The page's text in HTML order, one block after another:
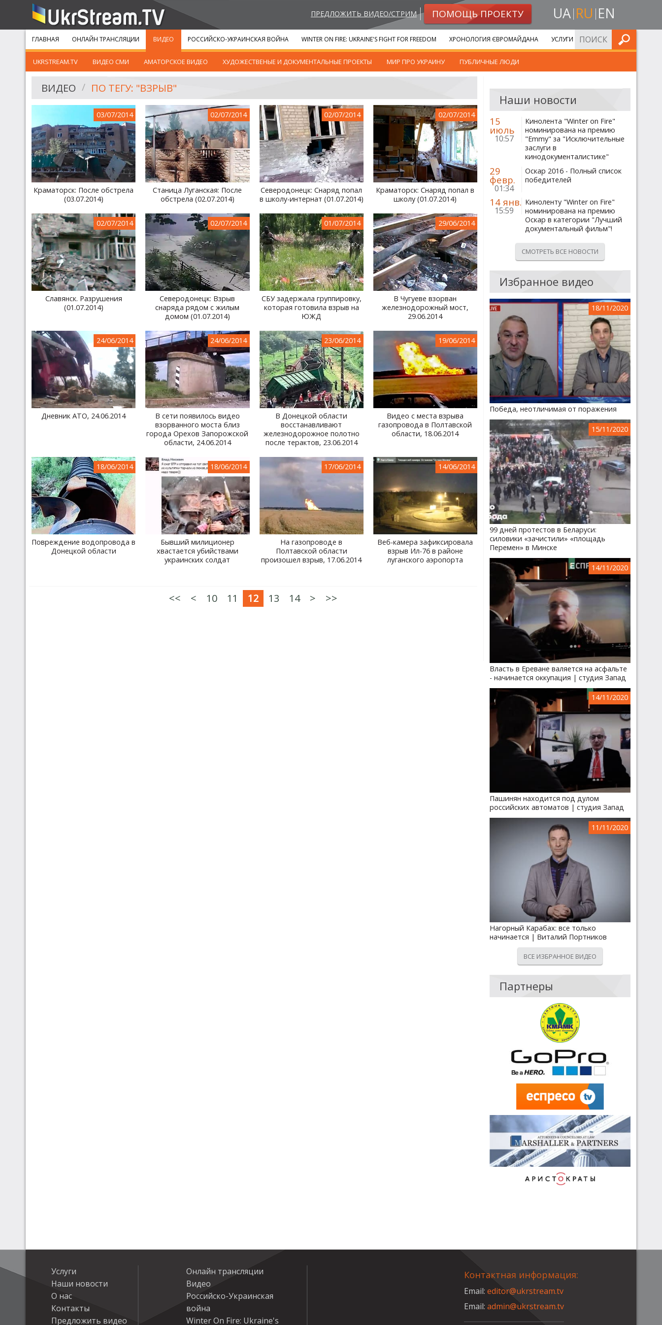
ПРЕДЛОЖИТЬ ВИДЕО/СТРИМ ПОМОЩЬ ПРОЕКТУ UA RU EN
ГЛАВНАЯ ОНЛАЙН ТРАНСЛЯЦИИ ВИДЕО
UKRSTREAM.TV ВИДЕО СМИ АМАТОРСКОЕ ВИДЕО ХУДОЖЕСТВЕНЫЕ И ДОКУМЕНТАЛЬНЫЕ ПРОЕКТЫ МИР ПРО УКРАИНУ ПУБЛИЧНЫЕ ЛЮДИ
РОССИЙСКО-УКРАИНСКАЯ ВОЙНА WINTER ON FIRE: UKRAINE'S FIGHT FOR FREEDOM ХРОНОЛОГИЯ ЄВРОМАЙДАНА УСЛУГИ ИСКАТЬ
ВИДЕО ПО ТЕГУ: "ВЗРЫВ"
03/07/2014
Краматорск: После обстрела
(03.07.2014)
02/07/2014
Станица Луганская: После
обстрела (02.07.2014)
02/07/2014
Северодонецк: Снаряд попал
в школу-интернат (01.07.2014)
02/07/2014
Краматорск: Снаряд попал в
школу (01.07.2014)
02/07/2014
Славянск. Разрушения
(01.07.2014)
02/07/2014
Северодонецк: Взрыв
снаряда рядом с жилым
домом (01.07.2014)
01/07/2014
СБУ задержала группировку,
которая готовила взрыв на
ЮЖД
29/06/2014
В Чугуеве взорван
железнодорожный мост,
29.06.2014
24/06/2014
Дневник АТО, 24.06.2014
24/06/2014
В сети появилось видео
взорванного моста близ
города Орехов Запорожской
области, 24.06.2014
23/06/2014
В Донецкой области
восстанавливают
железнодорожное полотно
после терактов, 23.06.2014
19/06/2014
Видео с места взрыва
газопровода в Полтавской
области, 18.06.2014
18/06/2014
Повреждение водопровода в
Донецкой области
18/06/2014
Бывший милиционер
хвастается убийствами
украинских солдат
17/06/2014
На газопроводе в
Полтавской области
произошел взрыв, 17.06.2014
14/06/2014
Веб-камера зафиксировала
взрыв Ил-76 в районе
луганского аэропорта
<< < 10 11 12 13 14 > >>
Наши новости
15
июль
10:57
Кинолента "Winter on Fire"
номинирована на премию
"Emmy" за "Исключительные
заслуги в
кинодокументалистике"
29
февр.
01:34
Оскар 2016 - Полный список
победителей
14 янв.
15:59
Киноленту "Winter on Fire"
номинирована на премию
Оскар в категории "Лучший
документальный фильм"!
СМОТРЕТЬ ВСЕ НОВОСТИ
Избранное видео
18/11/2020
Победа, неотличимая от поражения
15/11/2020
99 дней протестов в Беларуси:
силовики «зачистили» «площадь
Перемен» в Минске
14/11/2020
Власть в Ереване валяется на асфальте
- начинается оккупация | студия Запад
14/11/2020
Пашинян находится под дулом
российских автоматов | студия Запад
11/11/2020
Нагорный Карабах: все только
начинается | Виталий Портников
ВСЕ ИЗБРАННОЕ ВИДЕО
Партнеры
Услуги
Наши новости
О нас
Контакты
Предложить видео
Онлайн трансляции
Видео
Российско-Украинская
война
Winter On Fire: Ukraine's
Контактная информация:
Email:editor@ukrstream.tv
Email:admin@ukrstream.tv